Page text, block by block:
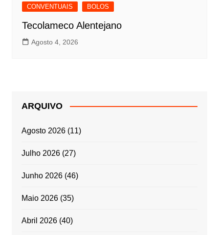
CONVENTUAIS BOLOS
Tecolameco Alentejano
Agosto 4, 2026
ARQUIVO
Agosto 2026(11)
Julho 2026(27)
Junho 2026(46)
Maio 2026(35)
Abril 2026(40)